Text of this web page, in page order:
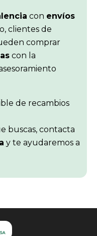
con envíos
clientes de
comprar
con la
de recambios
buscas, contacta
y te ayudaremos a